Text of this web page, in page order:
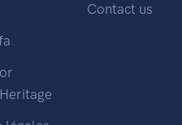
Contact us